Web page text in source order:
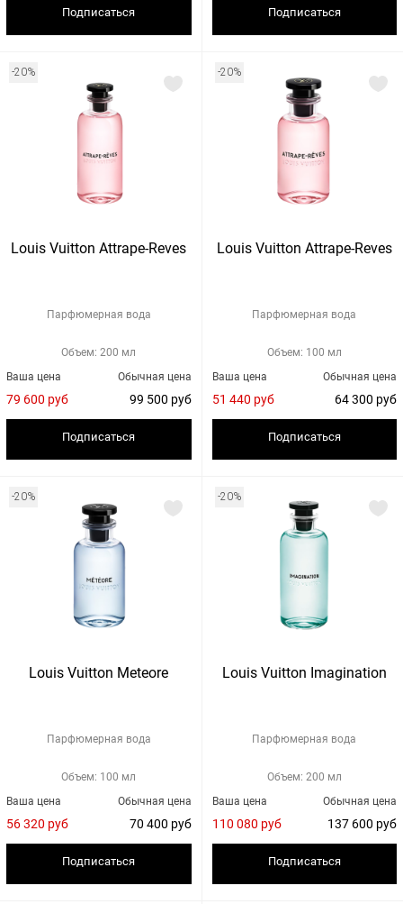
Подписаться Подписаться
-20%
Louis Vuitton Attrape-Reves
Парфюмерная вода
Объем: 200 мл
Обычная цена
99 500 руб
Ваша цена
79 600 руб
Подписаться
-20%
Louis Vuitton Attrape-Reves
Парфюмерная вода
Объем: 100 мл
Обычная цена
64 300 руб
Ваша цена
51 440 руб
Подписаться
-20%
Louis Vuitton Meteore
Парфюмерная вода
Объем: 100 мл
Обычная цена
70 400 руб
Ваша цена
56 320 руб
Подписаться
-20%
Louis Vuitton Imagination
Парфюмерная вода
Объем: 200 мл
Обычная цена
137 600 руб
Ваша цена
110 080 руб
Подписаться